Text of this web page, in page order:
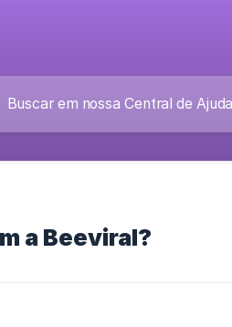
a Beeviral?